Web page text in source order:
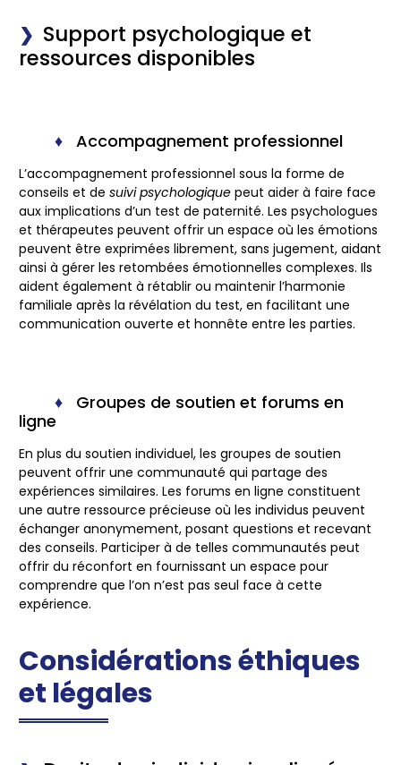
Support psychologique et
ressources disponibles
Accompagnement professionnel
L’accompagnement professionnel sous la forme de
conseils et de suivi psychologique peut aider à faire face
aux implications d’un test de paternité. Les psychologues
et thérapeutes peuvent offrir un espace où les émotions
peuvent être exprimées librement, sans jugement, aidant
ainsi à gérer les retombées émotionnelles complexes. Ils
aident également à rétablir ou maintenir l’harmonie
familiale après la révélation du test, en facilitant une
communication ouverte et honnête entre les parties.
Groupes de soutien et forums en
ligne
En plus du soutien individuel, les groupes de soutien
peuvent offrir une communauté qui partage des
expériences similaires. Les forums en ligne constituent
une autre ressource précieuse où les individus peuvent
échanger anonymement, posant questions et recevant
des conseils. Participer à de telles communautés peut
offrir du réconfort en fournissant un espace pour
comprendre que l’on n’est pas seul face à cette
expérience.
Considérations éthiques
et légales